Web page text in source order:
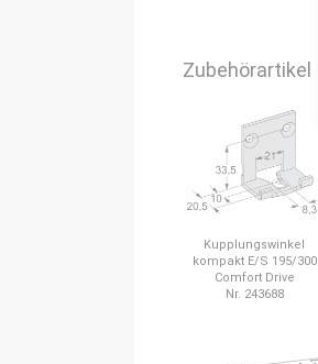
Zubehörartikel
Kupplungswinkel
kompakt E/S 195/300
Comfort Drive
Nr. 243688